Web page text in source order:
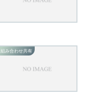
組み合わせ共有